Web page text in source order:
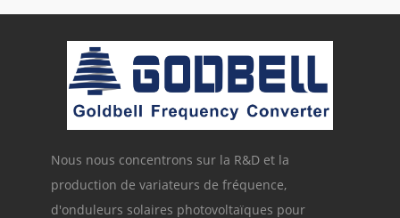
Nous nous concentrons sur la R&D et la
production de variateurs de fréquence,
d'onduleurs solaires photovoltaïques pour